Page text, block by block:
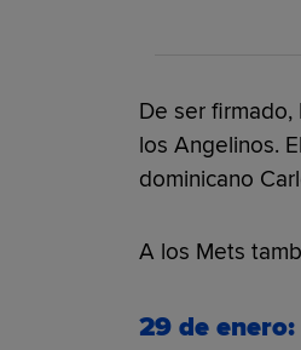
De ser
los Angelinos.
dominicano
A los Mets
29 de